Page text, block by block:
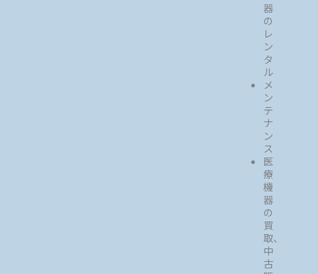
器
の
レ
ン
タ
ル
メ
ン
テ
ナ
ン
ス
医
療
機
器
の
買
取、
中
古